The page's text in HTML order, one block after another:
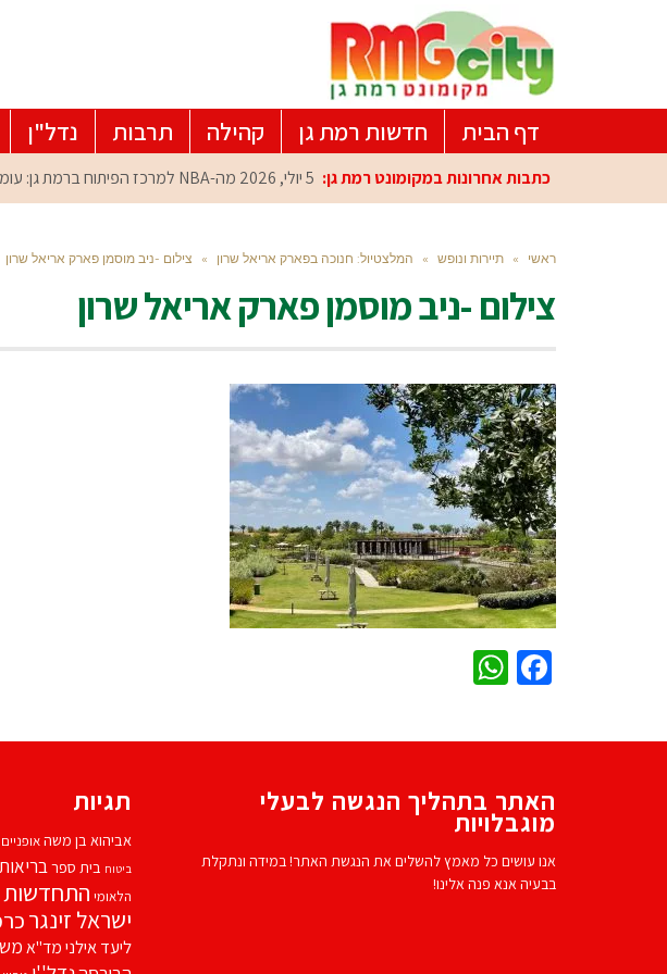
דף הבית חדשות רמת גן קהילה תרבות נדל"ן
כתבות אחרונות במקומונט רמת גן: 5 יולי, 2026 מה-NBA למרכז הפיתוח ברמת גן: עומרי כספי במפגש הוקרה מיוחד
ראשי » תיירות ונופש » המלצטיול: חנוכה בפארק אריאל שרון » צילום -ניב מוסמן פארק אריאל שרון
צילום -ניב מוסמן פארק אריאל שרון
Facebook
האתר בתהליך הנגשה לבעלי
מוגבלויות
אנו עושים כל מאמץ להשלים את הנגשת האתר! במידה ונתקלת
בבעיה אנא פנה אלינו!
תגיות
אביהוא בן משהאופניים
ביטוח בית ספרבריאות
הלאומי התחדשות
ישראל זינגר
ליעד אילנימד''א